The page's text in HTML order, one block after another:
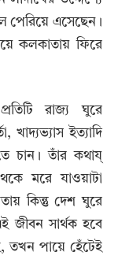
পেরিয়ে এসেছেন।
কলকাতায় ফিরে
রাজ্য ঘুরে
খাদ্যভ্যাস ইত্যাদি
চান। তাঁর কথায্‌
মরে যাওয়াটা
কিন্তু দেশ ঘুরে
জীবন সার্থক হবে
তখন পায়ে হেঁটেই